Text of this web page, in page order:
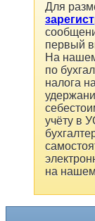
Для
первый
На
по
налога
учёту в
на